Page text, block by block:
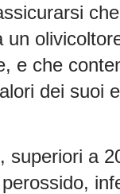
un
e che
dei suoi
superiori a